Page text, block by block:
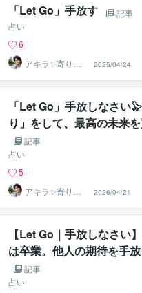
「Let Go」手放す
記事
占い
6
アキラ✨寄り添
う聴き手 迷い不
安の相談室
2025/04/24
「Let Go」手放しなさい
り」をして、最高の未来
記事
占い
5
アキラ✨寄り添
う聴き手 迷い不
安の相談室
2026/04/21
【Let Go｜手放しなさい
は卒業。他人の期待を手
戻す時
記事
占い